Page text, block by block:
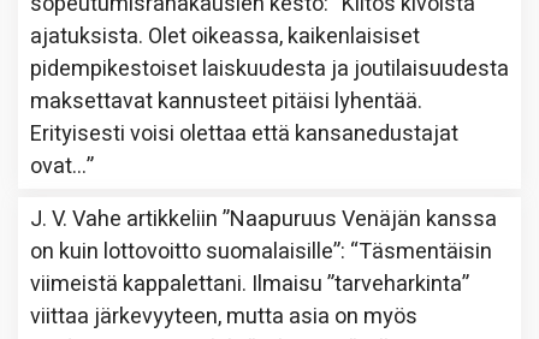
ajatuksista. Olet oikeassa, kaikenlaisiset
pidempikestoiset laiskuudesta ja joutilaisuudesta
maksettavat kannusteet pitäisi lyhentää.
Erityisesti voisi olettaa että kansanedustajat
ovat…”
J. V. Vahe artikkeliin”Naapuruus Venäjän kanssa
on kuin lottovoitto suomalaisille”: “Täsmentäisin
viimeistä kappalettani. Ilmaisu ”tarveharkinta”
viittaa järkevyyteen, mutta asia on myös